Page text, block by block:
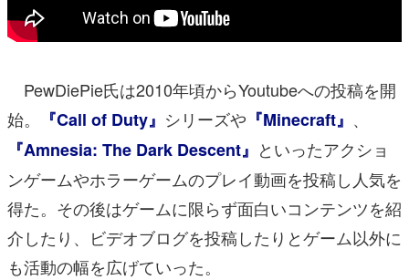
PewDiePie氏は2010年頃からYoutubeへの投稿を開
始。
『Call of Duty』 シリーズや 『Minecraft』 、
『Amnesia: The Dark Descent』 といったアクショ
ンゲームやホラーゲームのプレイ動画を投稿し人気を
得た。その後はゲームに限らず面白いコンテンツを紹
介したり、ビデオブログを投稿したりとゲーム以外に
も活動の幅を広げていった。